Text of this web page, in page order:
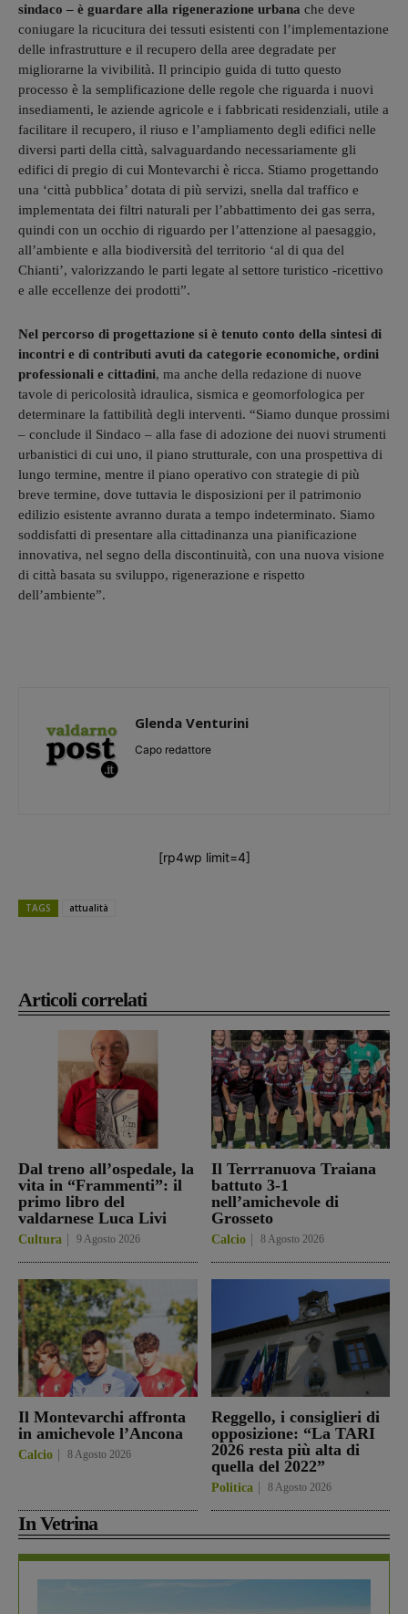
Articoli correlati
Dal treno all’ospedale, la
vita in “Frammenti”: il
primo libro del
valdarnese Luca Livi
Cultura 9 Agosto 2026
Il Terrranuova Traiana
battuto 3-1
nell’amichevole di
Grosseto
Calcio 8 Agosto 2026
Il Montevarchi affronta
in amichevole l’Ancona
Calcio 8 Agosto 2026
Reggello, i consiglieri di
opposizione: “La TARI
2026 resta più alta di
quella del 2022”
Politica 8 Agosto 2026
In Vetrina
sindaco – è guardare alla rigenerazione urbana che deve
coniugare la ricucitura dei tessuti esistenti con l’implementazione
delle infrastrutture e il recupero della aree degradate per
migliorarne la vivibilità. Il principio guida di tutto questo
processo è la semplificazione delle regole che riguarda i nuovi
insediamenti, le aziende agricole e i fabbricati residenziali, utile a
facilitare il recupero, il riuso e l’ampliamento degli edifici nelle
diversi parti della città, salvaguardando necessariamente gli
edifici di pregio di cui Montevarchi è ricca. Stiamo progettando
una ‘città pubblica’ dotata di più servizi, snella dal traffico e
implementata dei filtri naturali per l’abbattimento dei gas serra,
quindi con un occhio di riguardo per l’attenzione al paesaggio,
all’ambiente e alla biodiversità del territorio ‘al di qua del
Chianti’, valorizzando le parti legate al settore turistico -ricettivo
e alle eccellenze dei prodotti”.
Nel percorso di progettazione si è tenuto conto della sintesi di
incontri e di contributi avuti da categorie economiche, ordini
professionali e cittadini, ma anche della redazione di nuove
tavole di pericolosità idraulica, sismica e geomorfologica per
determinare la fattibilità degli interventi. “Siamo dunque prossimi
– conclude il Sindaco – alla fase di adozione dei nuovi strumenti
urbanistici di cui uno, il piano strutturale, con una prospettiva di
lungo termine, mentre il piano operativo con strategie di più
breve termine, dove tuttavia le disposizioni per il patrimonio
edilizio esistente avranno durata a tempo indeterminato. Siamo
soddisfatti di presentare alla cittadinanza una pianificazione
innovativa, nel segno della discontinuità, con una nuova visione
di città basata su sviluppo, rigenerazione e rispetto
dell’ambiente”.
Glenda Venturini
Capo redattore
[rp4wp limit=4]
TAGS attualità